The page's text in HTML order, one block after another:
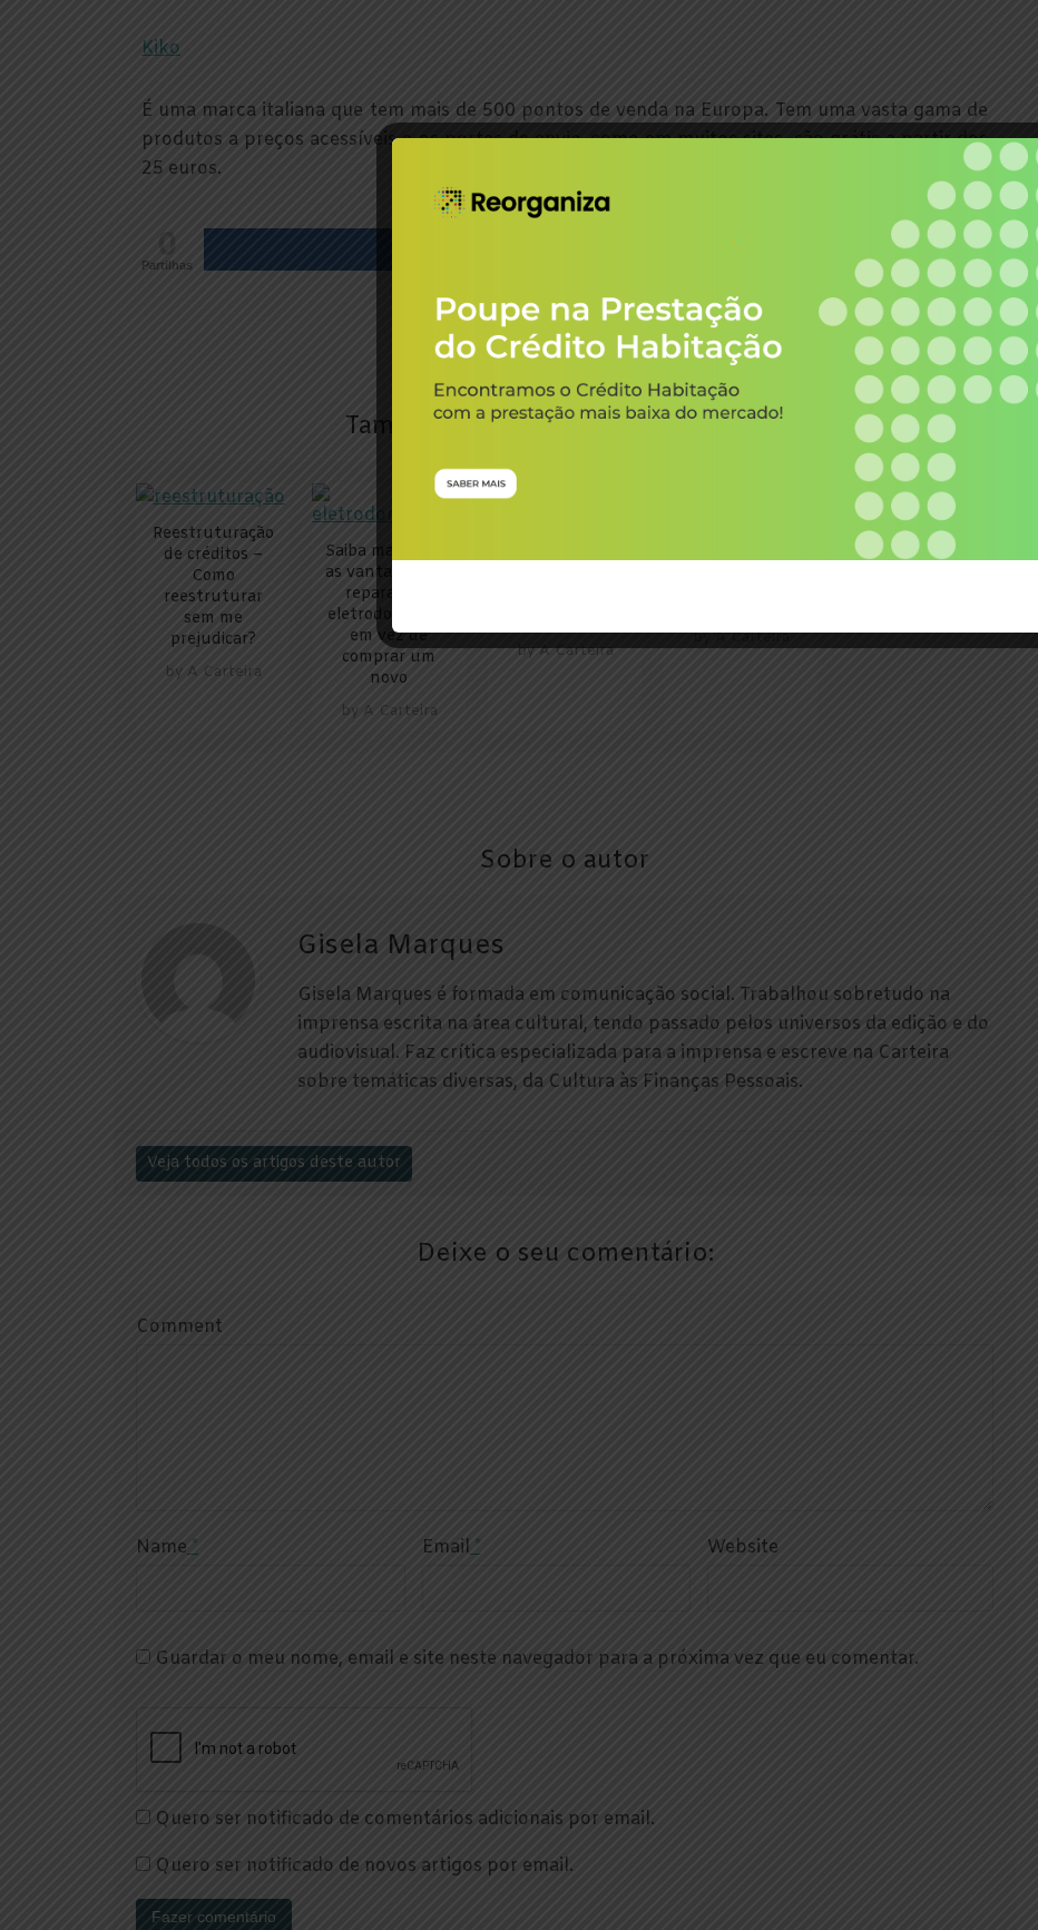
Kiko
É uma marca italiana que tem mais de 500 pontos de venda na Europa. Tem uma vasta gama de
produtos a preços acessíveis e os portes de envio, como em muitos sites, são grátis a partir dos
25 euros.
Partilhas
Também pode estar interessado em:
Reestruturação
de créditos –
Como
reestruturar
sem me
prejudicar?
by A Carteira
Saiba mais sobre
as vantagens de
reparar um
eletrodoméstico
em vez de
comprar um
novo
by A Carteira
poupar? Reveja
byA Carteira
Poupança
byA Carteira
Sobre o autor
Gisela Marques
Gisela Marques é formada em comunicação social. Trabalhou sobretudo na
imprensa escrita na área cultural, tendo passado pelos universos da edição e do
audiovisual. Faz crítica especializada para a imprensa e escreve na Carteira
sobre temáticas diversas, da Cultura às Finanças Pessoais.
Veja todos os artigos deste autor
Deixe o seu comentário:
Comment
Name * Email * Website
Guardar o meu nome, email e site neste navegador para a próxima vez que eu comentar.
Quero ser notificado de comentários adicionais por email.
Quero ser notificado de novos artigos por email.